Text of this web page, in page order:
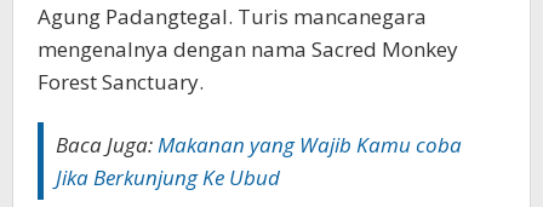
Agung Padangtegal. Turis mancanegara
mengenalnya dengan nama Sacred Monkey
Forest Sanctuary.
Baca Juga:Makanan yang Wajib Kamu coba
Jika Berkunjung Ke Ubud